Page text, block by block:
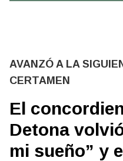
AVANZÓ A LA
CERTAMEN
El
Detona
mi sueño” y